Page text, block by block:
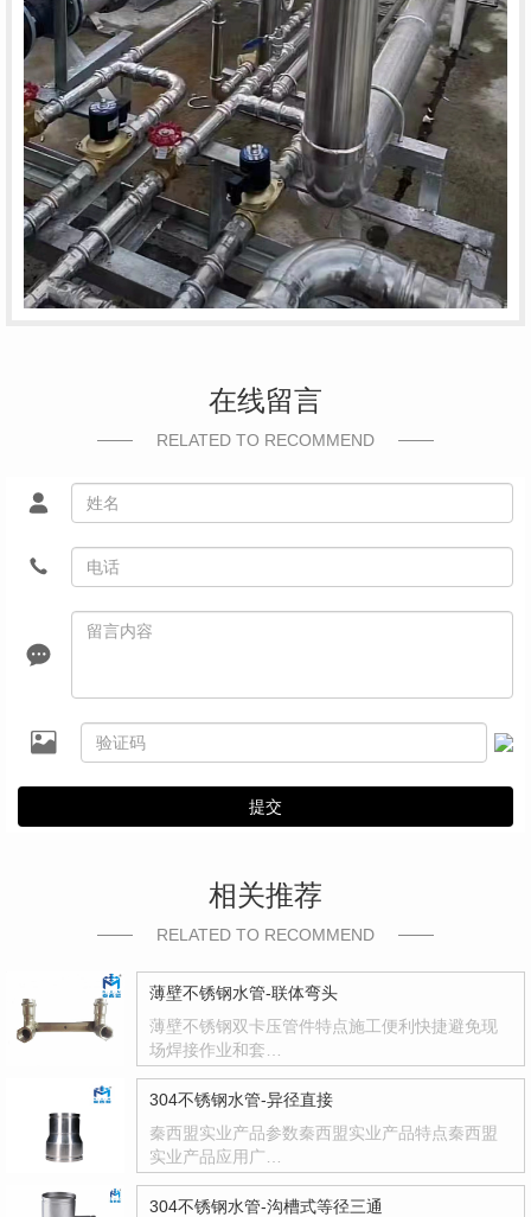
在线留言
RELATED TO RECOMMEND
提交
相关推荐
RELATED TO RECOMMEND
薄壁不锈钢水管-联体弯头
薄壁不锈钢双卡压管件特点施工便利快捷避免现
场焊接作业和套…
304不锈钢水管-异径直接
秦西盟实业产品参数秦西盟实业产品特点秦西盟
实业产品应用广…
304不锈钢水管-沟槽式等径三通